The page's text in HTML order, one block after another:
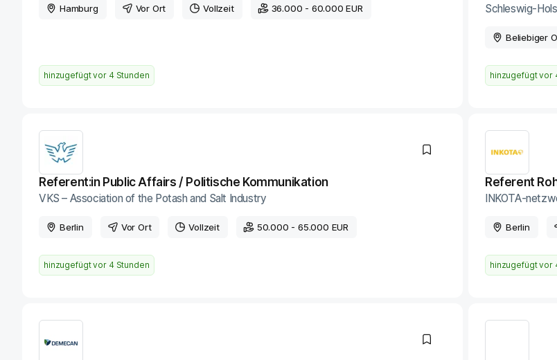
Hamburg Vor Ort Vollzeit 36.000 - 60.000 EUR
hinzugefügt vor 4 Stunden
Schleswig-
Beliebiger
hinzugefügt vor
Referent:in Public Affairs / Politische Kommunikation
VKS – Association of the Potash and Salt Industry
Berlin Vor Ort Vollzeit 50.000 - 65.000 EUR
hinzugefügt vor 4 Stunden
Referent
INKOTA-
Berlin
hinzugefügt vor